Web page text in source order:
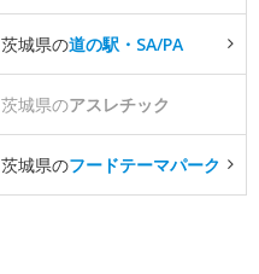
茨城県の道の駅・SA/PA
茨城県のアスレチック
茨城県のフードテーマパーク